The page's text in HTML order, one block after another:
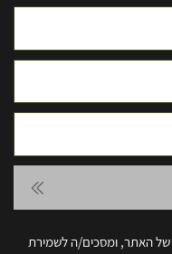
של האתר, ומסכים/ה לשמירת